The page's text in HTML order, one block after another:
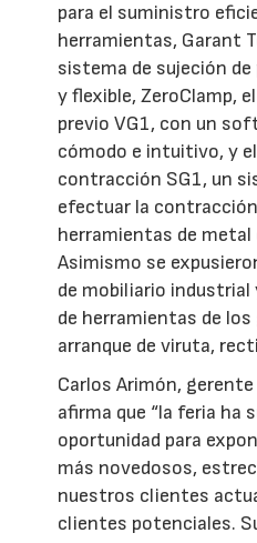
para el suministro
herramientas, Garant
sistema de sujeción
y flexible, ZeroClamp,
previo VG1, con un
cómodo e intuitivo, y
contracción SG1, un
efectuar la
herramientas de metal
Asimismo se
de mobiliario industrial
de herramientas de
arranque de viruta,
Carlos Arimón,
afirma que “la feria ha
oportunidad para
más novedosos,
nuestros clientes
clientes potenciales.